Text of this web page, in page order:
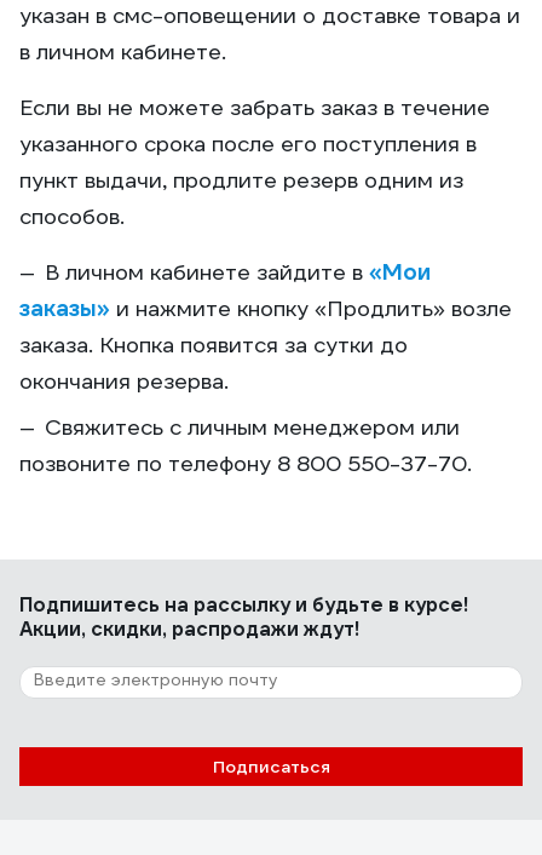
указан в смс-оповещении о доставке товара и
в личном кабинете.
Если вы не можете забрать заказ в течение
указанного срока после его поступления в
пункт выдачи, продлите резерв одним из
способов.
В личном кабинете зайдите в «Мои
заказы» и нажмите кнопку «Продлить» возле
заказа. Кнопка появится за сутки до
окончания резерва.
Свяжитесь с личным менеджером или
позвоните по телефону 8 800 550-37-70.
Подпишитесь на рассылкуи будьте в курсе!
Акции, скидки, распродажи ждут!
Подписаться